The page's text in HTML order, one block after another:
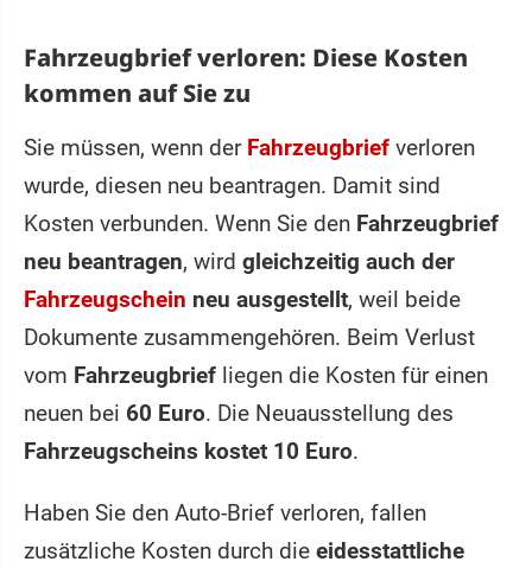
Fahrzeugbrief verloren: Diese Kosten
kommen auf Sie zu
Sie müssen, wenn der Fahrzeugbrief verloren
wurde, diesen neu beantragen. Damit sind
Kosten verbunden. Wenn Sie den Fahrzeugbrief
neu beantragen, wird gleichzeitig auch der
Fahrzeugschein neu ausgestellt, weil beide
Dokumente zusammengehören. Beim Verlust
vom Fahrzeugbrief liegen die Kosten für einen
neuen bei 60 Euro. Die Neuausstellung des
Fahrzeugscheins kostet 10 Euro.
Haben Sie den Auto-Brief verloren, fallen
zusätzliche Kosten durch die eidesstattliche